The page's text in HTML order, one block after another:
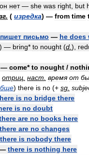
он нет— she was right but
. ( изредка) — from time
письмо — he does
) — bring* to nought (d ),
— come*to nought /
отриц наст время от
) there is no (+ sg
is no bridge there
is no doubt
are no books here
there are no changes
there is nobody there
there is nothing here